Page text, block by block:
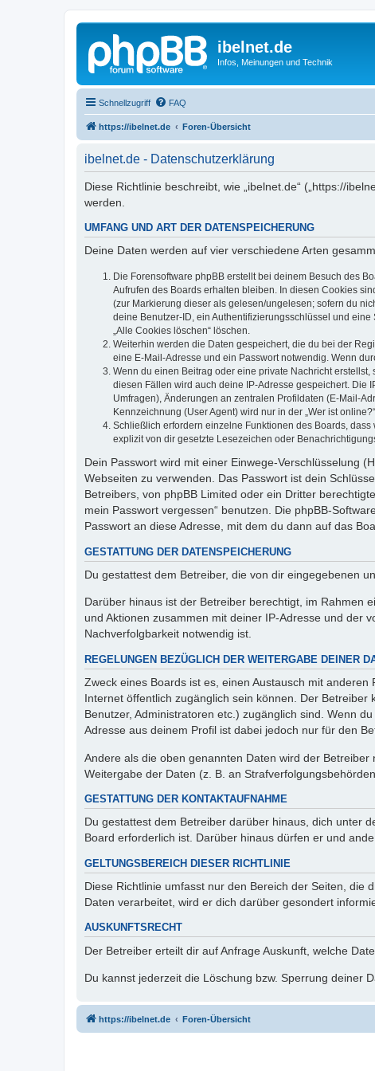
ibelnet.de
Infos, Meinungen und Technik
Schnellzugriff FAQ
https://ibelnet.de Foren-Übersicht
ibelnet.de - Datenschutzerklärung
Diese Richtlinie beschreibt, wie „ibelnet.de“ („https://
werden.
UMFANG UND ART DER DATENSPEICHERUNG
Deine Daten werden auf vier verschiedene Arten
Die Forensoftware phpBB erstellt bei deinem Besuch des
Aufrufen des Boards erhalten bleiben. In diesen Cookies
(zur Markierung dieser als gelesen/ungelesen; sofern du
deine Benutzer-ID, ein Authentifizierungsschlüssel und
„Alle Cookies löschen“ löschen.
Weiterhin werden die Daten gespeichert, die du bei der
eine E-Mail-Adresse und ein Passwort notwendig. Wenn
Wenn du einen Beitrag oder eine private Nachricht
diesen Fällen wird auch deine IP-Adresse gespeichert. Die
Umfragen), Änderungen an zentralen Profildaten (E-Mail-
Kennzeichnung (User Agent) wird nur in der „Wer ist
Schließlich erfordern einzelne Funktionen des Boards,
explizit von dir gesetzte Lesezeichen oder
Dein Passwort wird mit einer Einwege-Verschlüsselung
Webseiten zu verwenden. Das Passwort ist dein
Betreibers, von phpBB Limited oder ein Dritter
mein Passwort vergessen“ benutzen. Die phpBB-
Passwort an diese Adresse, mit dem du dann auf das
GESTATTUNG DER DATENSPEICHERUNG
Du gestattest dem Betreiber, die von dir eingegebenen
Darüber hinaus ist der Betreiber berechtigt, im Rahmen
und Aktionen zusammen mit deiner IP-Adresse und der
Nachverfolgbarkeit notwendig ist.
REGELUNGEN BEZÜGLICH DER WEITERGABE DEINER
Zweck eines Boards ist es, einen Austausch mit
Internet öffentlich zugänglich sein können. Der
Benutzer, Administratoren etc.) zugänglich sind. Wenn
Adresse aus deinem Profil ist dabei jedoch nur für den
Andere als die oben genannten Daten wird der
Weitergabe der Daten (z. B. an
GESTATTUNG DER KONTAKTAUFNAHME
Du gestattest dem Betreiber darüber hinaus, dich unter
Board erforderlich ist. Darüber hinaus dürfen er und
GELTUNGSBEREICH DIESER RICHTLINIE
Diese Richtlinie umfasst nur den Bereich der Seiten, die
Daten verarbeitet, wird er dich darüber gesondert
AUSKUNFTSRECHT
Der Betreiber erteilt dir auf Anfrage Auskunft, welche
Du kannst jederzeit die Löschung bzw. Sperrung deiner
https://ibelnet.de Foren-Übersicht